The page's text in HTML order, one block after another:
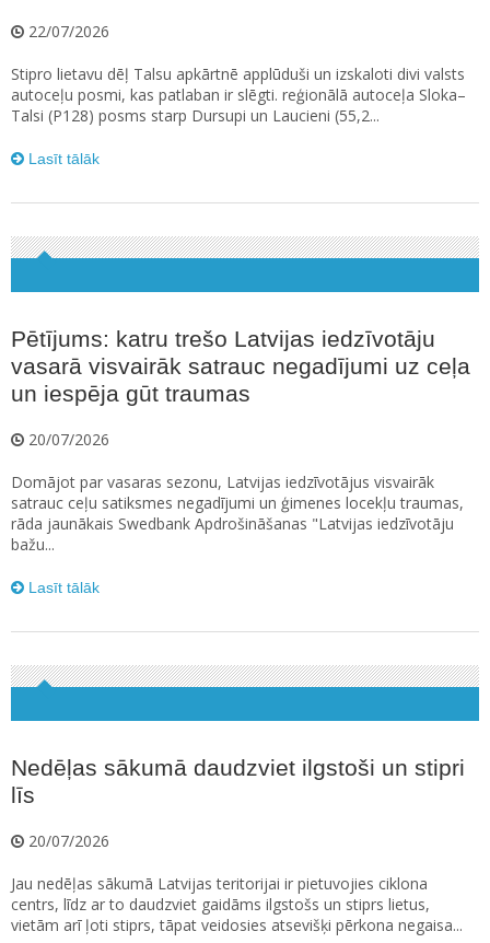
22/07/2026
Stipro lietavu dēļ Talsu apkārtnē applūduši un izskaloti divi valsts
autoceļu posmi, kas patlaban ir slēgti. reģionālā autoceļa Sloka–
Talsi (P128) posms starp Dursupi un Laucieni (55,2...
Lasīt tālāk
Pētījums: katru trešo Latvijas iedzīvotāju
vasarā visvairāk satrauc negadījumi uz ceļa
un iespēja gūt traumas
20/07/2026
Domājot par vasaras sezonu, Latvijas iedzīvotājus visvairāk
satrauc ceļu satiksmes negadījumi un ģimenes locekļu traumas,
rāda jaunākais Swedbank Apdrošināšanas "Latvijas iedzīvotāju
bažu...
Lasīt tālāk
Nedēļas sākumā daudzviet ilgstoši un stipri
līs
20/07/2026
Jau nedēļas sākumā Latvijas teritorijai ir pietuvojies ciklona
centrs, līdz ar to daudzviet gaidāms ilgstošs un stiprs lietus,
vietām arī ļoti stiprs, tāpat veidosies atsevišķi pērkona negaisa...